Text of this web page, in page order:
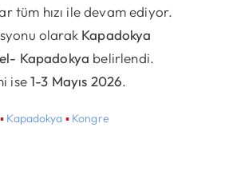
tüm hızı ile devam ediyor.
olarak Kapadokya
Kapadokya belirlendi.
ise1-3 Mayıs 2026.
▪ Kapadokya ▪ Kongre